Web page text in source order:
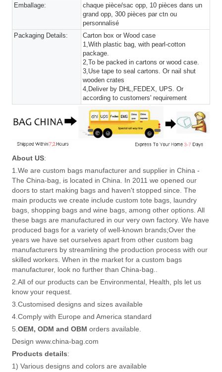
Emballage:
chaque pièce/sac opp, 10 pièces dans un
grand opp, 300 pièces par ctn ou
personnalisé
Packaging Details:
Carton box or Wood case
1,With plastic bag, with pearl-cotton
package.
2,To be packed in cartons or wood case.
3,Use tape to seal cartons. Or nail shut
wooden crates
4,Deliver by DHL,FEDEX, UPS. Or
according to customers' requirement
About US:
1.We are custom bags manufacturer and supplier in China -
The China-bag, is located in China. In 2011 we opened our
doors to start making bags and haven't stopped since. The
main products we create include custom tote bags, laundry
bags, shopping bags and wine bags, among other options. All
these bags are manufactured in our very own factory. We have
produced bags for a variety of well-known brands;Over the
years we have set ourselves apart from other custom bag
manufacturers by streamlining the production process with our
skilled workers. When in the market for a custom bags
manufacturer, look no further than China-bag..
2.All of our products can be Environmental, Health, pls let us
know your request.
3.Customised designs and sizes available
4.Comply with Europe and America standard
5. OEM, ODM and OBM orders available.
Design www.china-bag.com
Products details:
1) Various designs and colors are available